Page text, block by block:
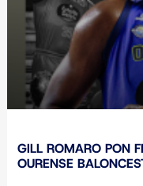
GILL ROMARO PON
OURENSE